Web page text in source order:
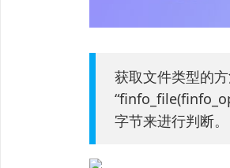
获取文件类型的方
字节来进行判断。